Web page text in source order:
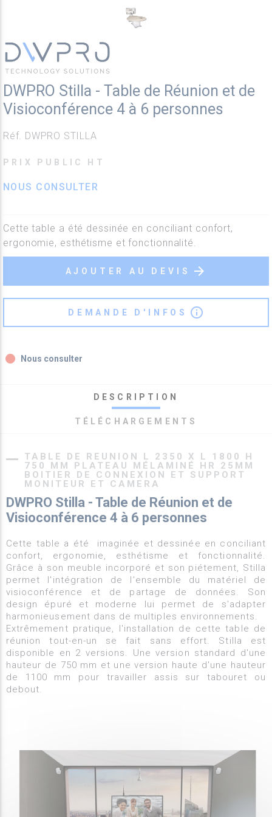
DWPRO Stilla - Table de Réunion et de
Visioconférence 4 à 6 personnes
Réf. DWPRO STILLA
PRIX PUBLIC HT
NOUS CONSULTER
Cette table a été dessinée en conciliant confort,
ergonomie, esthétisme et fonctionnalité.
AJOUTER AU DEVIS arrow_forward
DEMANDE D'INFOS info_outline
fiber_manual_record Nous consulter
DESCRIPTION
TÉLÉCHARGEMENTS
TABLE DE REUNION L 2350 X L 1800 H
750 MM PLATEAU MÉLAMINÉ HR 25MM
BOITIER DE CONNEXION ET SUPPORT
MONITEUR ET CAMERA
DWPRO Stilla - Table de Réunion et de
Visioconférence 4 à 6 personnes
Cette table a été imaginée et dessinée en conciliant
confort, ergonomie, esthétisme et fonctionnalité.
Grâce à son meuble incorporé et son piétement, Stilla
permet l'intégration de l'ensemble du matériel de
visioconférence et de partage de données. Son
design épuré et moderne lui permet de s'adapter
harmonieusement dans de multiples environnements.
Extrêmement pratique, l'installation de cette table de
réunion tout-en-un se fait sans effort. Stilla est
disponible en 2 versions. Une version standard d'une
hauteur de 750 mm et une version haute d'une hauteur
de 1100 mm pour travailler assis sur tabouret ou
debout.